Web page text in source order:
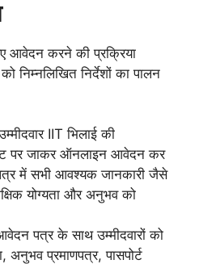
आवेदन करने की प्रक्रिया
को निम्नलिखित निर्देशों का पालन
IIT भिलाई की
पर जाकर ऑनलाइन आवेदन कर
में सभी आवश्यक जानकारी जैसे
योग्यता और अनुभव को
पत्र के साथ उम्मीदवारों को
अनुभव प्रमाणपत्र, पासपोर्ट